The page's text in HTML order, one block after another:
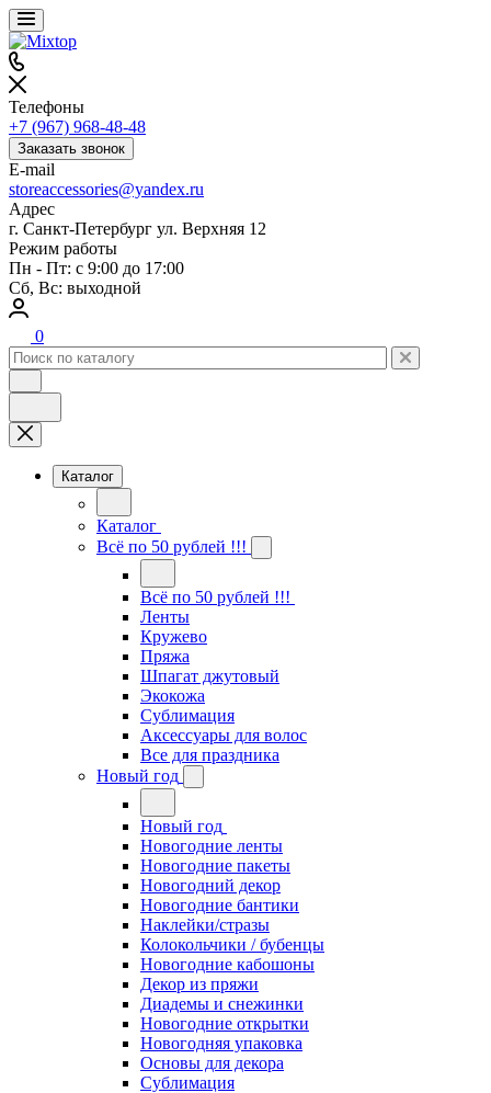
Телефоны
+7 (967) 968-48-48
Заказать звонок
E-mail
storeaccessories@yandex.ru
Адрес
г. Санкт-Петербург ул. Верхняя 12
Режим работы
Пн - Пт: с 9:00 до 17:00
Сб, Вс: выходной
0
Каталог
Каталог
Всё по 50 рублей !!!
Всё по 50 рублей !!!
Ленты
Кружево
Пряжа
Шпагат джутовый
Экокожа
Сублимация
Аксессуары для волос
Все для праздника
Новый год
Новый год
Новогодние ленты
Новогодние пакеты
Новогодний декор
Новогодние бантики
Наклейки/стразы
Колокольчики / бубенцы
Новогодние кабошоны
Декор из пряжи
Диадемы и снежинки
Новогодние открытки
Новогодняя упаковка
Основы для декора
Сублимация